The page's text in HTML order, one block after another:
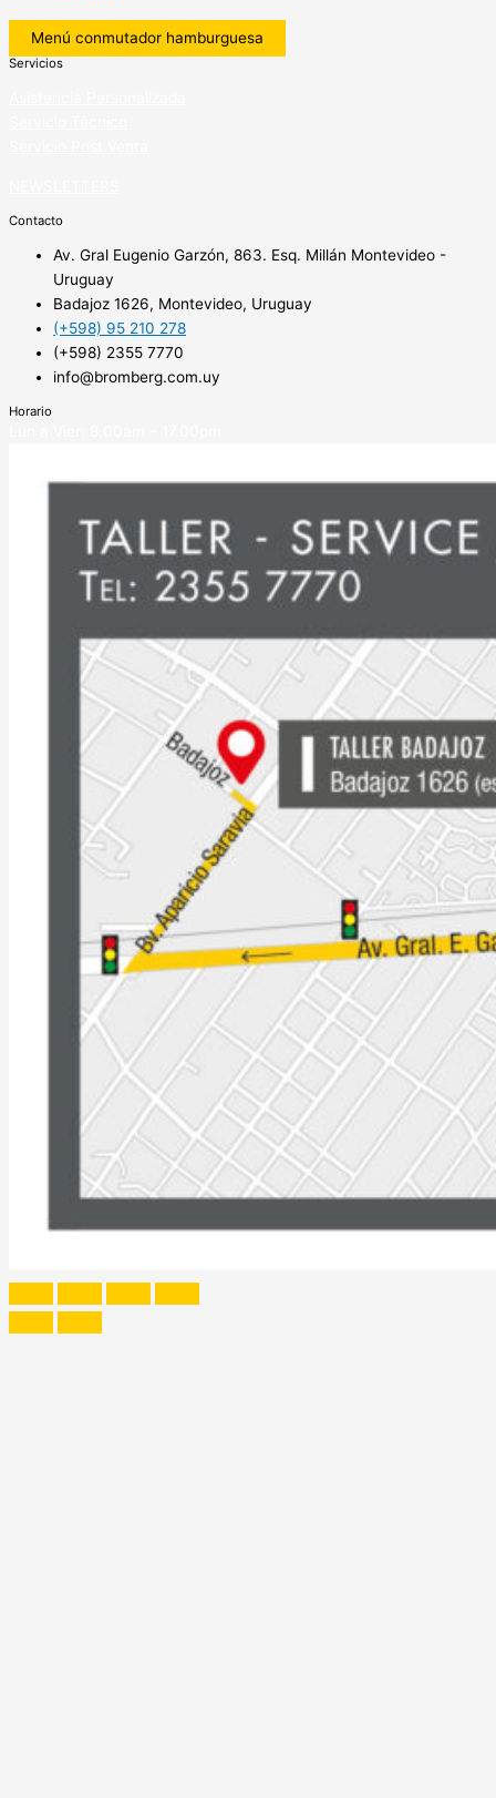
Menú conmutador hamburguesa
Servicios
Contacto
Av. Gral Eugenio Garzón, 863. Esq. Millán Montevideo -
Uruguay
Badajoz 1626, Montevideo, Uruguay
(+598) 95 210 278
(+598) 2355 7770
info@bromberg.com.uy
Horario